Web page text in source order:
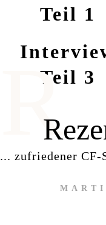
Teil 1
Teil 3
R
... zufriedener CF-